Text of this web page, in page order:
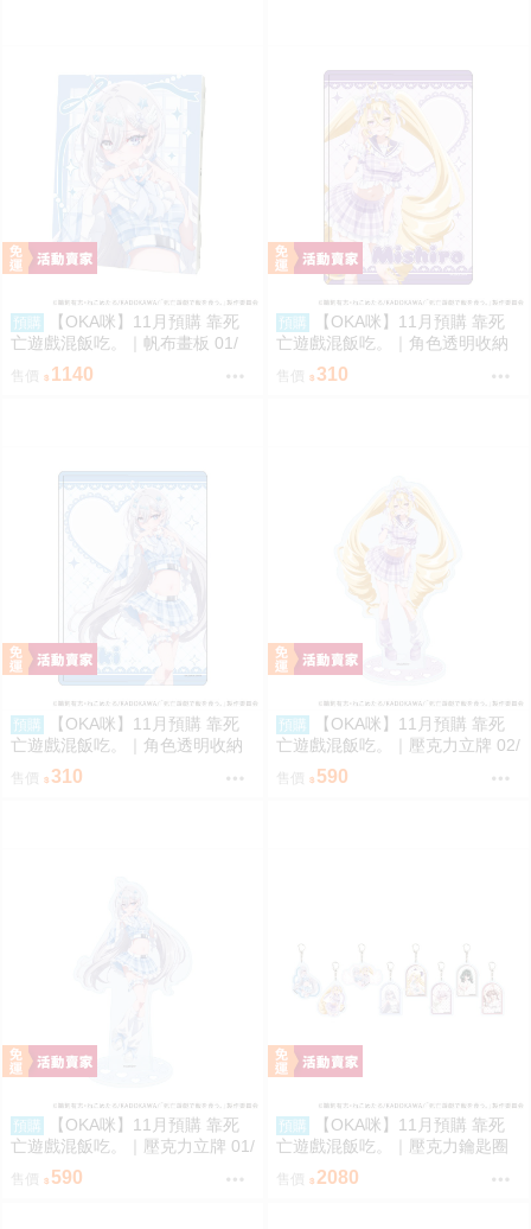
預購
【OKA咪】11月預購 靠死
亡遊戲混飯吃。｜帆布畫板 01/
(新繪插畫) (幽鬼)
售價 1140
預購
【OKA咪】11月預購 靠死
亡遊戲混飯吃。｜角色透明收納
夾 02/ (新繪插畫) (御城)
售價 310
預購
【OKA咪】11月預購 靠死
亡遊戲混飯吃。｜角色透明收納
夾 01/ (新繪插畫) (幽鬼)
售價 310
預購
【OKA咪】11月預購 靠死
亡遊戲混飯吃。｜壓克力立牌 02/
A(新繪插畫) (御城)
售價 590
預購
【OKA咪】11月預購 靠死
亡遊戲混飯吃。｜壓克力立牌 01/
A(新繪插畫) (幽鬼)
售價 590
預購
【OKA咪】11月預購 靠死
亡遊戲混飯吃。｜壓克力鑰匙圈
02/全套組(全8種)(官方&新繪插
售價 2080